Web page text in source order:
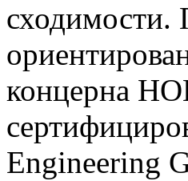
сходимости.
концерна
Engineering